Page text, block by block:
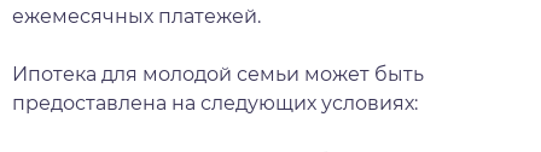
ежемесячных платежей.
Ипотека для молодой семьи может быть
предоставлена на следующих условиях: